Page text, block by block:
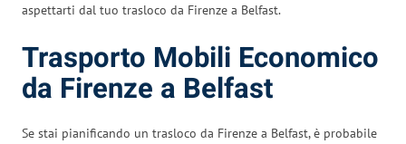
aspettarti dal tuo trasloco da Firenze a Belfast.
Trasporto Mobili Economico
da Firenze a Belfast
Se stai pianificando un trasloco da Firenze a Belfast, è probabile